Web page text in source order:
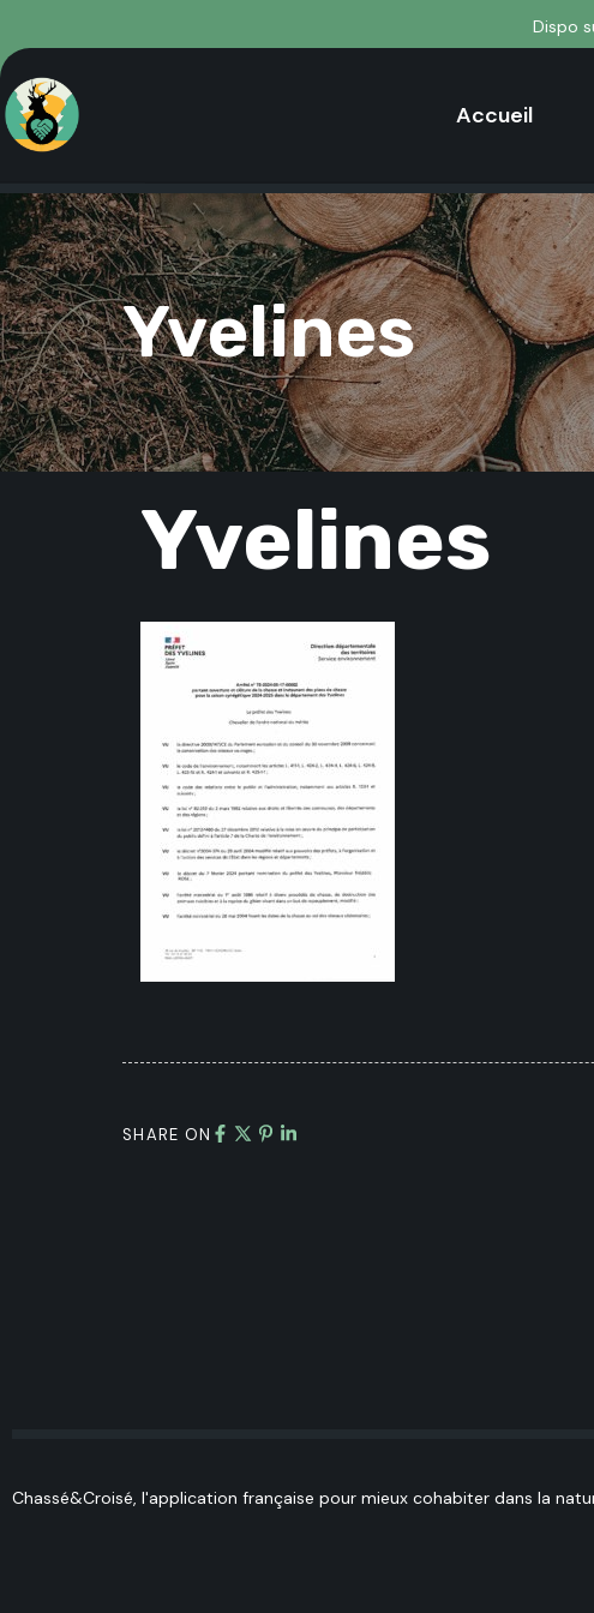
Dispo
Accueil
Yvelines
IN:
Yvelines
SHARE ON
Chassé&Croisé, l'application française pour mieux cohabiter dans la